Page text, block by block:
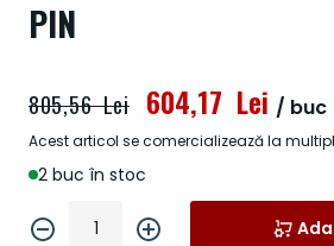
PIN
2 buc în stoc
604,17 Lei
805,56 Lei / buc
Acest articol se comercializează la
galeriei
imagini